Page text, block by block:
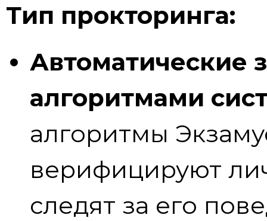
Тип прокторинга:
Автоматические
алгоритмами
алгоритмы
верифицируют
следят за его